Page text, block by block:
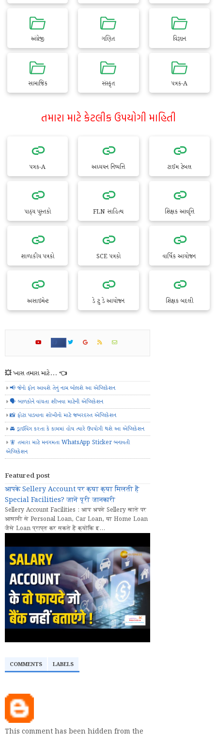
અંગ્રેજી ગણિત વિજ્ઞાન
સામાજિક સંસ્કૃત પત્રક-A
તમારા માટે કેટલીક ઉપયોગી માહિતી
પત્રક-A અધ્યયન નિષ્પત્તિ ટાઈમ ટેબલ
પાઠ્ય પુસ્તકો FLN સાહિત્ય શિક્ષક આવૃત્તિ
શાળાકીય પત્રકો SCE પત્રકો વાર્ષિક આયોજન
અસાઇમેન્ટ ડે ટુ ડે આયોજન શિક્ષક બદલી
💥 ખાસ તમારા માટે... 👈
📢 જેનો ફોન આવશે તેનું નામ બોલશે આ એપ્લિકેશન
🗣️ બાળકોને વાંચતા શીખવા માટેની એપ્લિકેશન
📸 ફોટા પાડવાના શોખીનો માટે જબરદસ્ત એપ્લિકેશન
🚘 ડ્રાઈવિંગ કરતા કે કામમાં હોય ત્યારે ઉપયોગી થશે આ એપ્લિકેશન
🧚 તમારા માટે મનગમતા WhatsApp Sticker બનાવતી
એપ્લિકેશન
Featured post
आपके Sellery Account पर क्या क्या मिलती हैं
Special Facilities? जानें पूरी जानकारी
Sellery Account Facilities : आप अपने Sellery खाते पर
आसानी से Personal Loan, Car Loan, या Home Loan
जैसे Loan प्राप्त कर सकते हैं क्योंकि इ...
COMMENTS LABELS
This comment has been hidden from the